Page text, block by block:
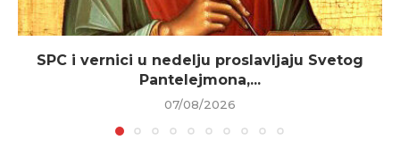
SPC i vernici u nedelju proslavljaju Svetog
Pantelejmona,...
07/08/2026